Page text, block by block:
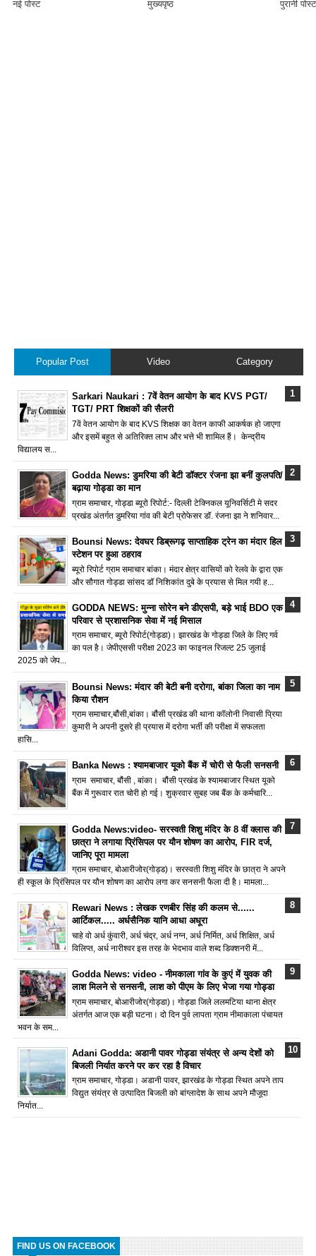
नई पोस्ट पुरानी पोस्ट
मुख्यपृष्ठ
Popular Post Video Category
Sarkari Naukari : 7वें वेतन आयोग के बाद KVS PGT/
TGT/ PRT शिक्षकों की सैलरी
7वें वेतन आयोग के बाद KVS शिक्षक का वेतन काफी आकर्षक हो जाएगा
और इसमें बहुत से अतिरिक्त लाभ और भत्ते भी शामिल हैं। केन्द्रीय
विद्यालय स...
Godda News: डुमरिया की बेटी डॉक्टर रंजना झा बनीं कुलपति/
बढ़ाया गोड्डा का मान
ग्राम समाचार, गोड्डा ब्यूरो रिपोर्ट:- दिल्ली टेक्निकल यूनिवर्सिटी मे सदर
प्रखंड अंतर्गत डुमरिया गांव की बेटी प्रोफेसर डॉ. रंजना झा ने शनिवार...
Bounsi News: देवघर डिब्रूगढ़ साप्ताहिक ट्रेन का मंदार हिल
स्टेशन पर हुआ ठहराव
ब्यूरो रिपोर्ट ग्राम समाचार बांका। मंदार क्षेत्र वासियों को रेलवे के द्वारा एक
और सौगात गोड्डा सांसद डॉ निशिकांत दुबे के प्रयास से मिल गयी ह...
GODDA NEWS: मुन्ना सोरेन बने डीएसपी, बड़े भाई BDO एक
परिवार से प्रशासनिक सेवा में नई मिसाल
ग्राम समाचार, ब्यूरो रिपोर्ट(गोड्डा)। झारखंड के गोड्डा जिले के लिए गर्व
का पल है। जेपीएससी परीक्षा 2023 का फाइनल रिजल्ट 25 जुलाई
2025 को जेप...
Bounsi News: मंदार की बेटी बनी दरोगा, बांका जिला का नाम
किया रौशन
ग्राम समाचार,बौंसी,बांका। बौंसी प्रखंड की थाना कॉलोनी निवासी प्रिया
कुमारी ने अपनी दूसरे ही प्रयास में दरोगा भर्ती की परीक्षा में सफलता
हासि...
Banka News : श्यामबाजार यूको बैंक में चोरी से फैली सनसनी
ग्राम समाचार, बौंसी , बांका। बौंसी प्रखंड के श्यामबाजार स्थित यूको
बैंक में गुरूवार रात चोरी हो गई। शुक्रवार सुबह जब बैंक के कर्मचारि...
Godda News:video- सरस्वती शिशु मंदिर के 8 वीं क्लास की
छात्रा ने लगाया प्रिंसिपल पर यौन शोषण का आरोप, FIR दर्ज,
जानिए पूरा मामला
ग्राम समाचार, बोआरीजोर(गोड्ड)। सरस्वती शिशु मंदिर के छात्रा ने अपने
ही स्कूल के प्रिंसिपल पर यौन शोषण का आरोप लगा कर सनसनी फैला दी है। मामला...
Rewari News : लेखक रणबीर सिंह की कलम से......
आर्टिकल..... अर्धसैनिक यानि आधा अधूरा
चाहे वो अर्ध कुंवारी, अर्ध चंद्र, अर्ध नग्न, अर्ध निर्मित, अर्ध शिक्षित, अर्ध
विलिप्त, अर्ध नारीश्वर इस तरह के भेदभाव वाले शब्द डिक्शनरी में...
Godda News: video - नीमकाला गांव के कुएं में युवक की
लाश मिलने से सनसनी, लाश को पीएम के लिए भेजा गया गोड्डा
ग्राम समाचार, बोआरीजोर(गोड्डा)। गोड्डा जिले ललमटिया थाना क्षेत्र
अंतर्गत आज एक बड़ी घटना। दो दिन पुर्व लापता ग्राम नीमाकाला पंचायत
भवन के सम...
Adani Godda: अडानी पावर गोड्डा संयंत्र से अन्य देशों को
बिजली निर्यात करने पर कर रहा है विचार
ग्राम समाचार, गोड्डा। अडानी पावर, झारखंड के गोड्डा स्थित अपने ताप
विद्युत संयंत्र से उत्पादित बिजली को बांग्लादेश के साथ अपने मौजूदा
निर्यात...
FIND US ON FACEBOOK